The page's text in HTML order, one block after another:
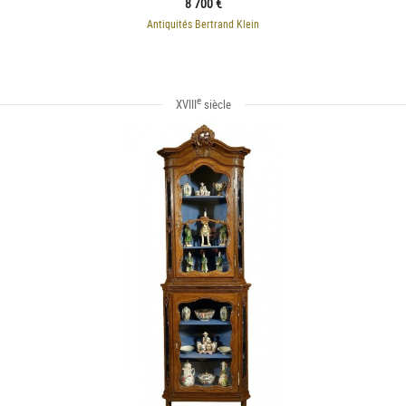
Antiquités Bertrand Klein
XVIIIesiècle